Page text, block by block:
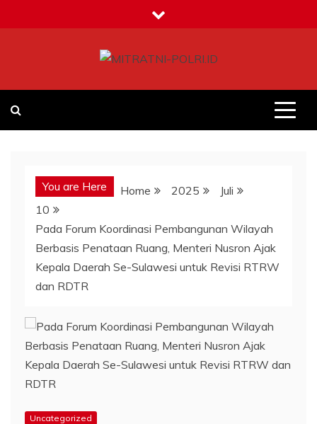
to
You are Here Home 2025
Juli
10
Pada Forum Koordinasi Pembangunan Wilayah
Berbasis Penataan Ruang, Menteri Nusron Ajak
Kepala Daerah Se-Sulawesi untuk Revisi RTRW
dan RDTR
Uncategorized